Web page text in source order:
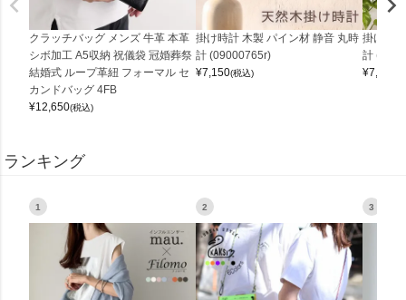
クラッチバッグ メンズ 牛革 本革
シボ加工 A5収納 祝儀袋 冠婚葬祭
結婚式 ループ革紐 フォーマル セ
カンドバッグ 4FB
¥12,650(税込)
掛け時計 木製 パイン材 静音 丸時
計 (09000765r)
¥7,150(税込)
掛け時
計
¥7,150
ランキング
1 2 3